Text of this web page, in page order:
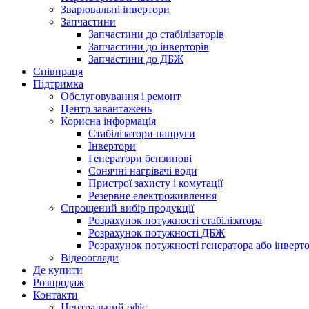
Зварювальні інвертори
Запчастини
Запчастини до стабілізаторів
Запчастини до інверторів
Запчастини до ДБЖ
Співпраця
Підтримка
Обслуговування і ремонт
Центр завантажень
Корисна інформація
Стабілізатори напруги
Інвертори
Генератори бензинові
Сонячні нагрівачі води
Пристрої захисту і комутації
Резервне електроживлення
Спрощений вибір продукції
Розрахунок потужності стабілізатора
Розрахунок потужності ДБЖ
Розрахунок потужності генератора або
Відеоогляди
Де купити
Розпродаж
Контакти